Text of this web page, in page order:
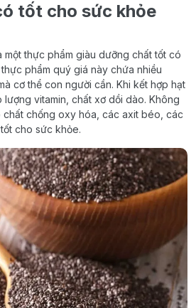
tốt cho sức khỏe
một thực phẩm giàu dưỡng chất tốt có
phẩm quý giá này chứa nhiều
cơ thể con người cần. Khi kết hợp hạt
vitamin, chất xơ dồi dào. Không
chống oxy hóa, các axit béo, các
cho sức khỏe.